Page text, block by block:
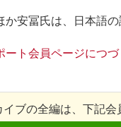
安冨氏は、日本語の
ート会員ページにつづ
イブの全編は、下記会